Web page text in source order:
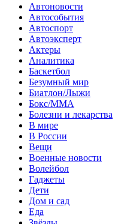
Автоновости
Автособытия
Автоспорт
Автоэксперт
Актеры
Аналитика
Баскетбол
Безумный мир
Биатлон/Лыжи
Бокс/MMA
Болезни и лекарства
В мире
В России
Вещи
Военные новости
Волейбол
Гаджеты
Дети
Дом и сад
Еда